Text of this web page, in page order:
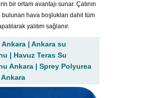
bir ortam avantajı sunar. Çatının
bulunan hava boşlukları dahil tüm
yalıtım sağlanır.
Ankara | Ankara su
| Havuz Teras Su
Ankara | Sprey Polyurea